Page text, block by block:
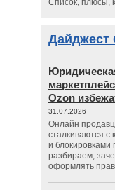
Список, плюсы,
Дайджест
Ozon
31.07.2026
Онлайн
сталкиваются с
и блокировками
разбираем,
оформлять